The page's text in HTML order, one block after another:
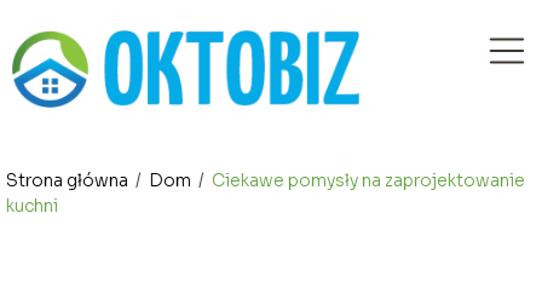
Strona główna / Dom / Ciekawe pomysły na zaprojektowanie
kuchni